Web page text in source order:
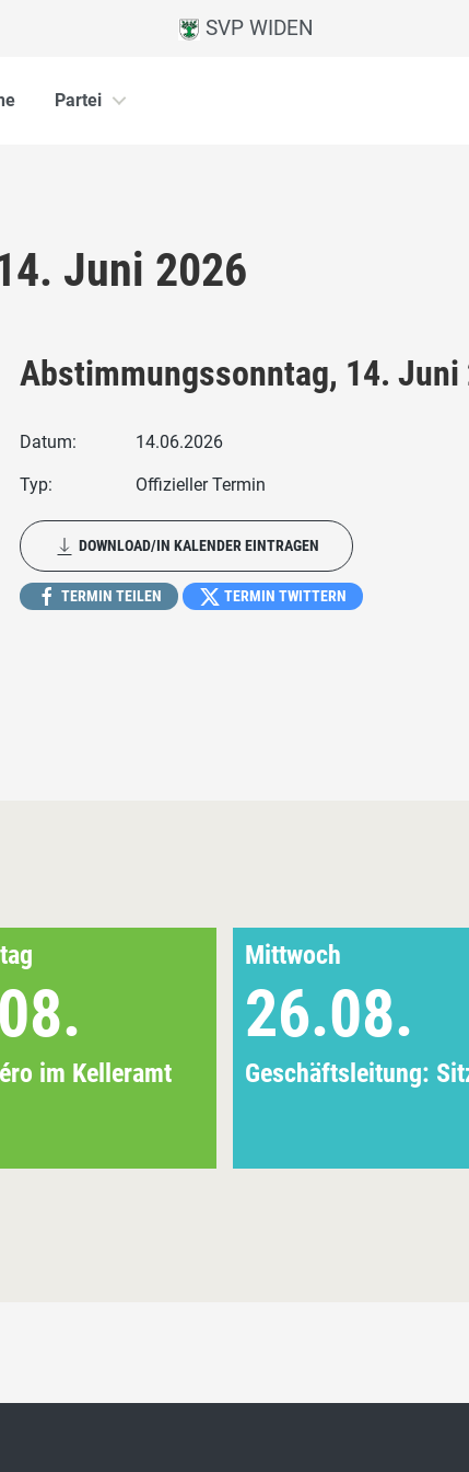
SVP WIDEN
Partei
Juni 2026
Abstimmungssonntag, 14. Juni
Datum: 14.06.2026
Typ: Offizieller Termin
DOWNLOAD/IN KALENDER EINTRAGEN
TERMIN TEILEN TERMIN TWITTERN
im Kelleramt
Mittwoch
26.08.
Geschäftsleitung: